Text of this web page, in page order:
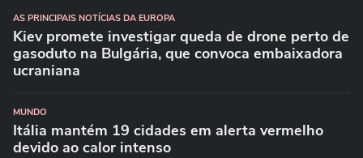
AS PRINCIPAIS NOTÍCIAS DA EUROPA
Kiev promete investigar queda de drone perto de
gasoduto na Bulgária, que convoca embaixadora
ucraniana
MUNDO
Itália mantém 19 cidades em alerta vermelho
devido ao calor intenso